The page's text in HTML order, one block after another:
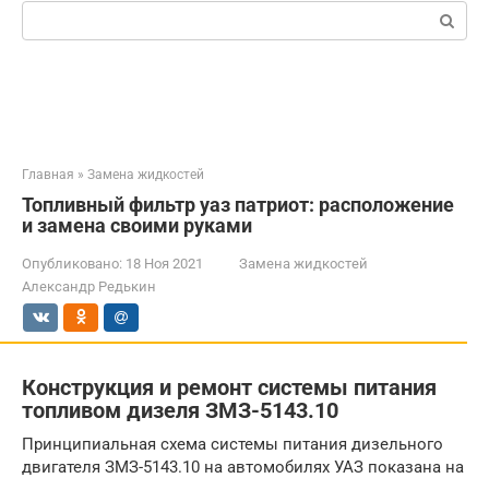
Поиск:
Главная » Замена жидкостей
Топливный фильтр уаз патриот: расположение
и замена своими руками
Опубликовано: 18 Ноя 2021
Замена жидкостей
Александр Редькин
Конструкция и ремонт системы питания
топливом дизеля ЗМЗ-5143.10
Принципиальная схема системы питания дизельного
двигателя ЗМЗ-5143.10 на автомобилях УАЗ показана на